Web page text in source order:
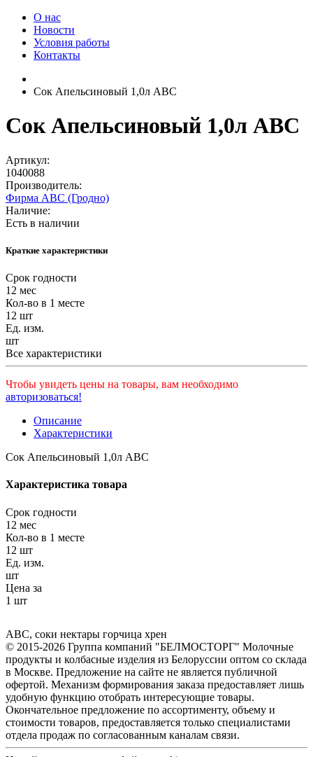
О нас
Новости
Условия работы
Контакты
Сок Апельсиновый 1,0л АВС
Сок Апельсиновый 1,0л АВС
Артикул:
1040088
Производитель:
Фирма АВС (Гродно)
Наличие:
Есть в наличии
Краткие характеристики
Срок годности
12 мес
Кол-во в 1 месте
12 шт
Ед. изм.
шт
Все характеристики
Чтобы увидеть цены на товары, вам необходимо
авторизоваться!
Описание
Характеристики
Сок Апельсиновый 1,0л АВС
Характеристика товара
Срок годности
12 мес
Кол-во в 1 месте
12 шт
Ед. изм.
шт
Цена за
1 шт
АВС, соки нектары горчица хрен
© 2015-2026 Группа компаний "БЕЛМОСТОРГ" Молочные
продукты и колбасные изделия из Белоруссии оптом со склада
в Москве. Предложение на сайте не является публичной
офертой. Механизм формирования заказа предоставляет лишь
удобную функцию отобрать интересующие товары.
Окончательное предложение по ассортименту, объему и
стоимости товаров, предоставляется только специалистами
отдела продаж по согласованным каналам связи.